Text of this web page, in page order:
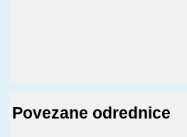
u rejonu s. Zvijerine (kod Bileće)
Povezane odrednice